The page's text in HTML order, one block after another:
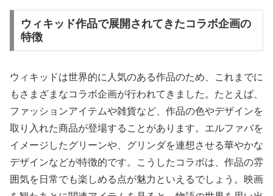
ウィキッド作品で展開されてきたコラボ企画の
特徴
ウィキッドは世界的に人気のある作品のため、これまでに
もさまざまなコラボ企画が行われてきました。たとえば、
ファッションアイテムや雑貨など、作品の色やデザインを
取り入れた商品が登場することがあります。エルファバを
イメージしたグリーンや、グリンダを連想させる華やかな
デザインなどが特徴的です。こうしたコラボは、作品の雰
囲気を日常でも楽しめる点が魅力といえるでしょう。映画